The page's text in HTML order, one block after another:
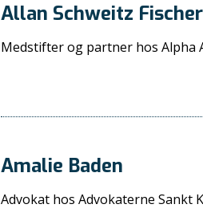
Allan Schweitz Fischer
Medstifter og partner hos Alpha
Amalie Baden
Advokat hos Advokaterne Sankt